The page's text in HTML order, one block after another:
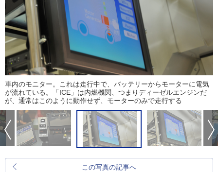
車内のモニター。これは走行中で、バッテリーからモーターに電気
が流れている。「ICE」は内燃機関、つまりディーゼルエンジンだ
が、通常はこのように動作せず、モーターのみで走行する
この写真の記事へ